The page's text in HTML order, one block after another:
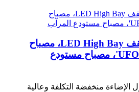
مصباح السقف LED High Bay، مصباح
السقف UFO 10'، مصباح مستودع
الإضاءة منخفضة التكلفة وعالية